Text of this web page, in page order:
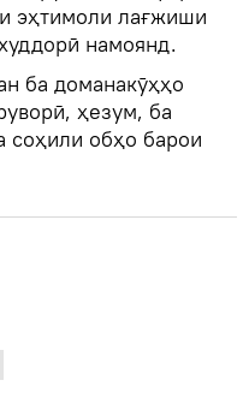
эҳтимоли лағжиши
намоянд.
ба доманакӯҳҳо
ҳезум, ба
соҳили обҳо барои